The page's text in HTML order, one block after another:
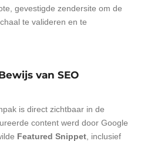
gevestigde zendersite om de
te valideren en te
van SEO
is direct zichtbaar in de
content werd door Google
Featured Snippet , inclusief